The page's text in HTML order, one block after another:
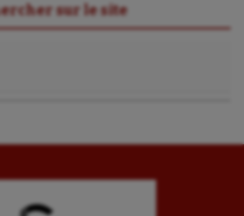
sur le site